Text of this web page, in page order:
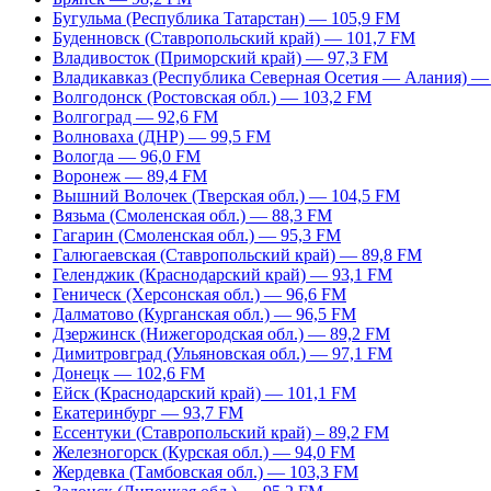
Бугульма (Республика Татарстан) — 105,9 FM
Буденновск (Ставропольский край) — 101,7 FM
Владивосток (Приморский край) — 97,3 FM
Владикавказ (Республика Северная Осетия — Алания)
Волгодонск (Ростовская обл.) — 103,2 FM
Волгоград — 92,6 FM
Волноваха (ДНР) — 99,5 FM
Вологда — 96,0 FM
Воронеж — 89,4 FM
Вышний Волочек (Тверская обл.) — 104,5 FM
Вязьма (Смоленская обл.) — 88,3 FM
Гагарин (Смоленская обл.) — 95,3 FM
Галюгаевская (Ставропольский край) — 89,8 FM
Геленджик (Краснодарский край) — 93,1 FM
Геническ (Херсонская обл.) — 96,6 FM
Далматово (Курганская обл.) — 96,5 FM
Дзержинск (Нижегородская обл.) — 89,2 FM
Димитровград (Ульяновская обл.) — 97,1 FM
Донецк — 102,6 FM
Ейск (Краснодарский край) — 101,1 FM
Екатеринбург — 93,7 FM
Ессентуки (Ставропольский край) – 89,2 FM
Железногорск (Курская обл.) — 94,0 FM
Жердевка (Тамбовская обл.) — 103,3 FM